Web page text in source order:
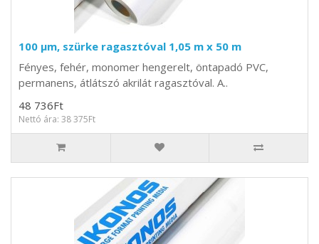
100 µm, szürke ragasztóval 1,05 m x 50 m
Fényes, fehér, monomer hengerelt, öntapadó PVC,
permanens, átlátszó akrilát ragasztóval. A..
48 736Ft
Nettó ára: 38 375Ft